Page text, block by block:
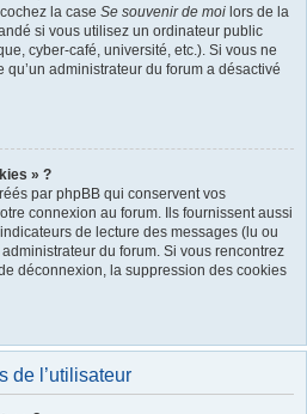
la case Se souvenir de moi lors de la
si vous utilisez un ordinateur public
cyber-café, université, etc.). Si vous ne
administrateur du forum a désactivé
» ?
par phpBB qui conservent vos
connexion au forum. Ils fournissent aussi
de lecture des messages (lu ou
du forum. Si vous rencontrez
déconnexion, la suppression des cookies
de l’utilisateur